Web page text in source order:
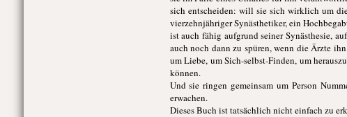
sich entscheiden: will sie sich wirklich um
vierzehnjähriger Synästhetiker, ein
ist auch fähig aufgrund seiner Synästhesie,
auch noch dann zu spüren, wenn die Ärzte
um Liebe, um Sich-selbst-Finden, um
können.
Und sie ringen gemeinsam um Person
erwachen.
Dieses Buch ist tatsächlich nicht einfach zu